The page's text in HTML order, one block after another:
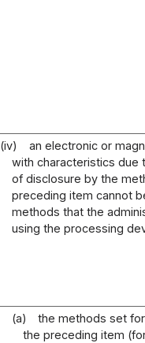
(iv)
an electronic or
with characteristics due
of disclosure by the
preceding item cannot
methods that the
using the processing
(a)
the methods set
the preceding item